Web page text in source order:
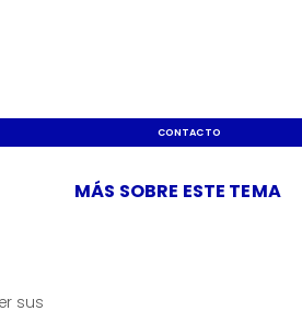
CONTACTO
MÁS SOBRE ESTE TEMA
sus